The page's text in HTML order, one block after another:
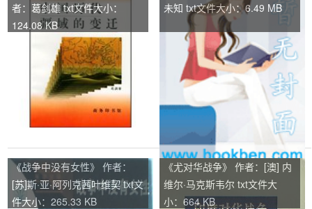
者：葛剑雄 txt文件大小：
124.08 KB
未知 txt文件大小：6.49 MB
《战争中没有女性》 作者：
[苏]斯·亚·阿列克茜叶维契 txt文
件大小：265.33 KB
《尤对华战争》 作者：[澳] 内
维尔·马克斯韦尔 txt文件大
小：664 KB